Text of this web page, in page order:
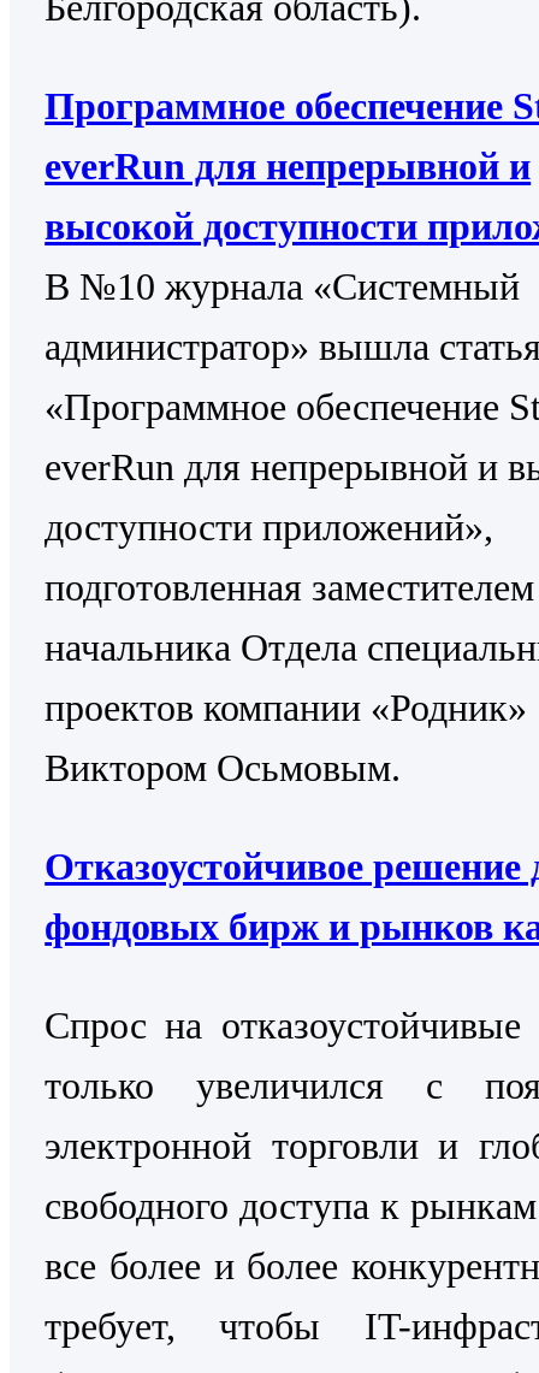
Программное обеспечение
everRun для непрерывной и
высокой доступности
В №10 журнала «Системный
администратор» вышла
«Программное обеспечение
everRun для непрерывной и
доступности приложений»,
подготовленная заместителем
начальника Отдела
проектов компании «Родник»
Виктором Осьмовым.
Отказоустойчивое решение
фондовых бирж и рынков
Cпрос на
только увеличился с
электронной торговли и
свободного доступа к
все более и более
требует, чтобы IT-